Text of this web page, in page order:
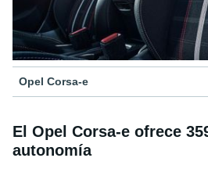
Opel Corsa-e
El Opel Corsa-e ofrece
autonomía